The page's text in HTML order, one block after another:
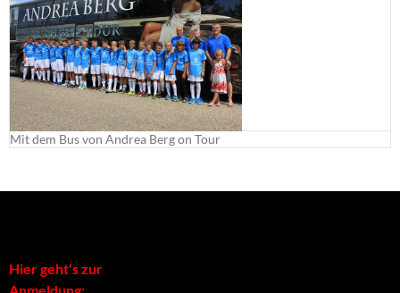
Mit dem Bus von Andrea Berg on Tour
Hier geht's zur